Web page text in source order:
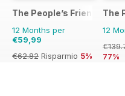
The People’s Friend
12 Months per
€59,99
€62.82 Risparmio 5%
The
12
77%